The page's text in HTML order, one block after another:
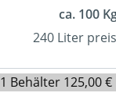
ca. 100
240 Liter